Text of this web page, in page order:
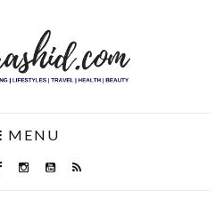
MENU